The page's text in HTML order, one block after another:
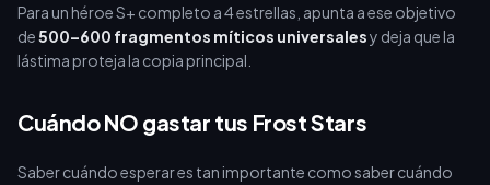
Para un héroe S+ completo a 4 estrellas, apunta a ese objetivo
de500–600 fragmentos míticos universalesy deja que la
lástima proteja la copia principal.
Cuándo NO gastar tus Frost Stars
Saber cuándo esperar es tan importante como saber cuándo